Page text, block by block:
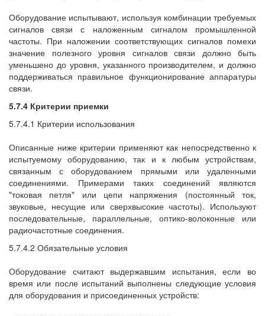
Оборудование испытывают, используя комбинации требуемых
сигналов связи с наложенным сигналом промышленной
частоты. При наложении соответствующих сигналов помехи
значение полезного уровня сигналов связи должно быть
уменьшено до уровня, указанного производителем, и должно
поддерживаться правильное функционирование аппаратуры
связи.
5.7.4 Критерии приемки
5.7.4.1 Критерии использования
Описанные ниже критерии применяют как непосредственно к
испытуемому оборудованию, так и к любым устройствам,
связанным с оборудованием прямыми или удаленными
соединениями. Примерами таких соединений являются
"токовая петля" или цепи напряжения (постоянный ток,
звуковые, несущие или сверхвысокие частоты). Используют
последовательные, параллельные, оптико-волоконные или
радиочастотные соединения.
5.7.4.2 Обязательные условия
Оборудование считают выдержавшим испытания, если во
время или после испытаний выполнены следующие условия
для оборудования и присоединенных устройств: